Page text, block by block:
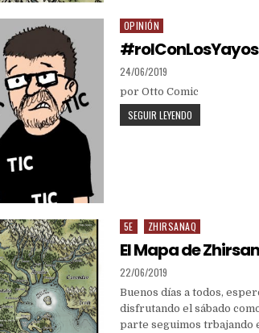
Posted
in
OPINIÓN
#rolConLosYayos
PUBLISHED
DATE:
24/06/2019
por Otto Comic
SEGUIR LEYENDO
Posted
in
5E ZHIRSANAQ
El Mapa de
PUBLISHED
DATE:
22/06/2019
Buenos días a todos,
disfrutando el sábado
parte seguimos trbajando